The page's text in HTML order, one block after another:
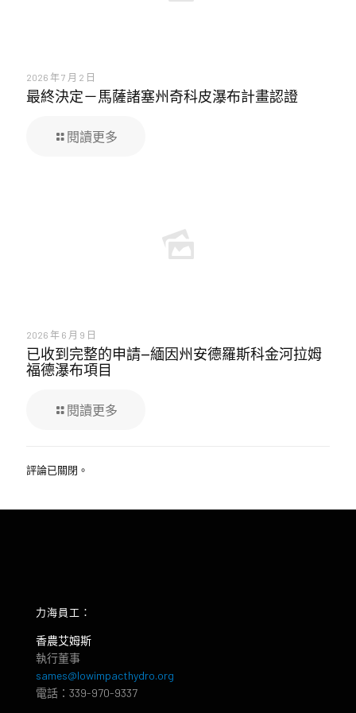
2026 年 7 月 2 日
最終決定－馬薩諸塞州奇科皮瀑布計畫認證
閱讀更多
2026 年 6 月 9 日
已收到完整的申請—緬因州安德羅斯科金河拉姆
福德瀑布項目
閱讀更多
評論已關閉。
力海員工：
香農艾姆斯
執行董事
sames@lowimpacthydro.org
電話：339-970-9337